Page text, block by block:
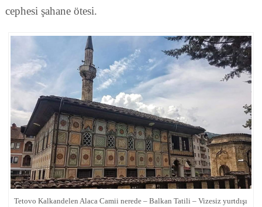
cephesi şahane ötesi.
Tetovo Kalkandelen Alaca Camii nerede – Balkan Tatili – Vizesiz yurtdışı